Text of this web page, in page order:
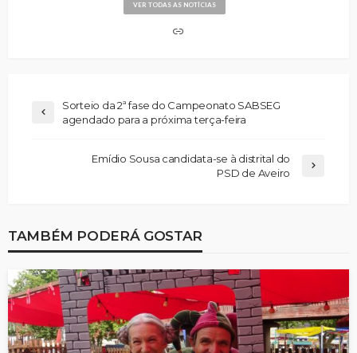
VER TODAS AS NOTÍCIAS
Sorteio da 2ª fase do Campeonato SABSEG
agendado para a próxima terça-feira
Emídio Sousa candidata-se à distrital do
PSD de Aveiro
TAMBÉM PODERÁ GOSTAR